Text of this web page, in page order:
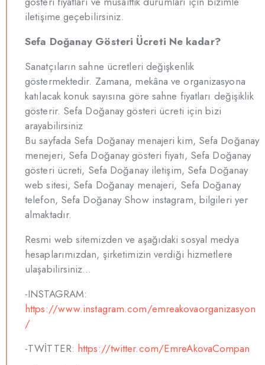
iletişime geçebilirsiniz.
Sefa Doğanay Gösteri Ücreti Ne kadar?
Sanatçıların sahne ücretleri değişkenlik
göstermektedir. Zamana, mekâna ve organizasyona
katılacak konuk sayısına göre sahne fiyatları değişiklik
gösterir. Sefa Doğanay gösteri ücreti için bizi
arayabilirsiniz
Bu sayfada Sefa Doğanay menajeri kim, Sefa Doğanay
menejeri, Sefa Doğanay gösteri fiyatı, Sefa Doğanay
gösteri ücreti, Sefa Doğanay iletişim, Sefa Doğanay
web sitesi, Sefa Doğanay menajeri, Sefa Doğanay
telefon, Sefa Doğanay Show instagram, bilgileri yer
almaktadır.
Resmi web sitemizden ve aşağıdaki sosyal medya
hesaplarımızdan, şirketimizin verdiği hizmetlere
ulaşabilirsiniz…
-INSTAGRAM:
https://www.instagram.com/emreakovaorganizasyon
/
-TWİTTER: https://twitter.com/EmreAkovaCompan